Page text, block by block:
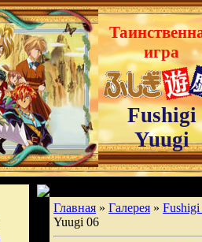
игра
Fushigi
Yuugi
Главная » Галерея » Fushigi
Yuugi 06